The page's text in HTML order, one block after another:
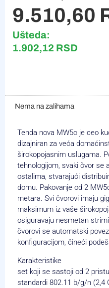
9.510,60
Ušteda:
1.902,12 RSD
Nema na zalihama
Tenda nova MW5c je ceo
dizajniran za veća
širokopojasnim uslugama.
tehnologijom, svaki čvor se
ostalima, stvarajući
domu. Pakovanje od 2
metara. Svi čvorovi imaju
maksimum iz vaše
osiguravaju nesmetan
čvorovi se automatski
konfiguracijom, čineći
Karakteristike
set koji se sastoji od 2
standardi 802.11 b/g/n (2,4